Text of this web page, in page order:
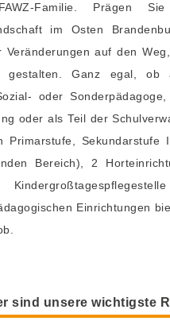
Familie. Prägen
im Osten
Veränderungen auf den
gestalten. Ganz egal, ob
oder
oder als Teil der
Primarstufe,
Bereich), 2
Einrichtungen
sind unsere wichtigste